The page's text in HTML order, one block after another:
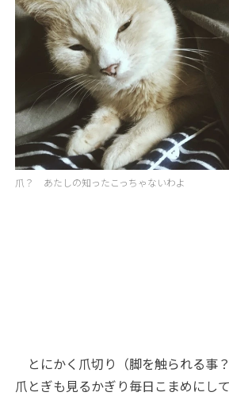
爪？ あたしの知ったこっちゃないわよ
とにかく爪切り（脚を触られる事
爪とぎも見るかぎり毎日こまめにし